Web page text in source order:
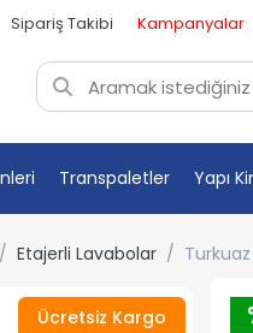
Sipariş Takibi Kampanyalar
Transpaletler Yapı
Etajerli Lavabolar
Ücretsiz Kargo